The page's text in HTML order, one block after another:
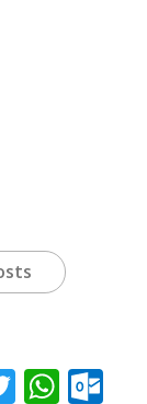
T W